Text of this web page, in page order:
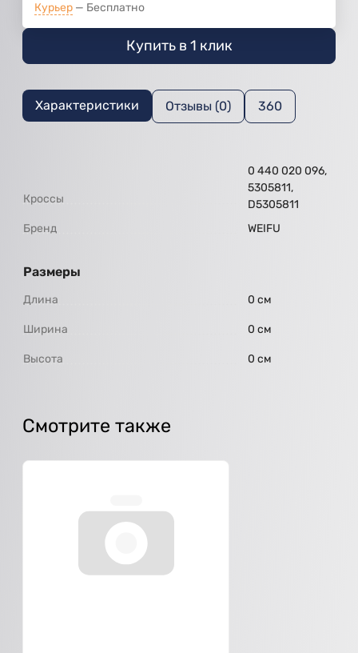
Курьер Бесплатно
Купить в 1 клик
Характеристики Отзывы (0) 360
Кроссы
0 440 020 096,
5305811,
D5305811
Бренд
WEIFU
Размеры
Длина 0 см
Ширина 0 см
Высота 0 см
Смотрите также